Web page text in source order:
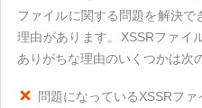
ファイルに関する問題を解決
理由があります。XSSRファイ
ありがちな理由のいくつかは次
問題になっているXSSRフ